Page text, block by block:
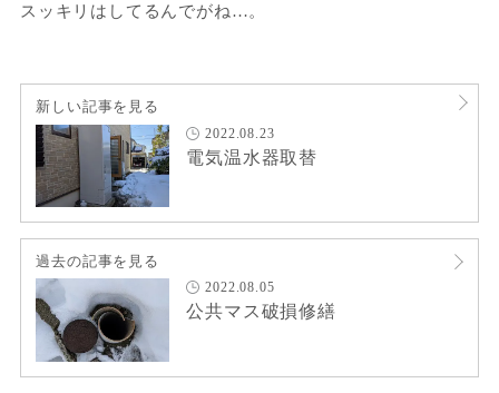
スッキリはしてるんでがね…。
新しい記事を見る
2022.08.23
電気温水器取替
過去の記事を見る
2022.08.05
公共マス破損修繕